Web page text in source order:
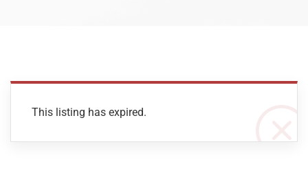
This listing has expired.